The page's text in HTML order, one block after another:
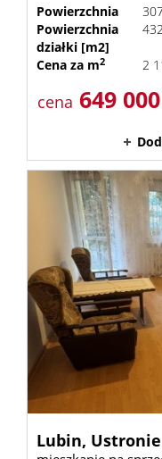
Powierzchnia
Powierzchnia
działki [m2]
Cena za m2 2
cena 649 000
Lubin, Ustronie